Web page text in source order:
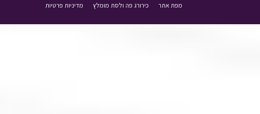
מפת אתר כירורג פה ולסת מומלץ מדיניות פרטיות